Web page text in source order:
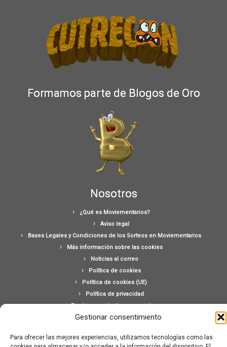
Gestionar consentimiento
Para ofrecer las mejores experiencias, utilizamos tecnologías como las
Formamos parte de Blogos de Oro
Nosotros
¿Qué es Moviementarios?
Aviso legal
Bases Legales y Condiciones de los Sorteos en Moviementarios
Más información sobre las cookies
Noticias al correo
Política de cookies
Política de cookies (UE)
Política de privacidad
Ponte en contacto con nosotros